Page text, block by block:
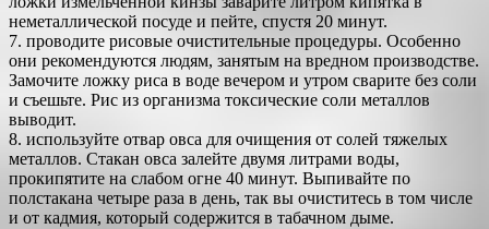
неметаллической посуде и пейте, спустя 20 минут.
7. проводите рисовые очистительные процедуры. Особенно
они рекомендуются людям, занятым на вредном производстве.
Замочите ложку риса в воде вечером и утром сварите без соли
и съешьте. Рис из организма токсические соли металлов
выводит.
8. используйте отвар овса для очищения от солей тяжелых
металлов. Стакан овса залейте двумя литрами воды,
прокипятите на слабом огне 40 минут. Выпивайте по
полстакана четыре раза в день, так вы очиститесь в том числе
и от кадмия, который содержится в табачном дыме.